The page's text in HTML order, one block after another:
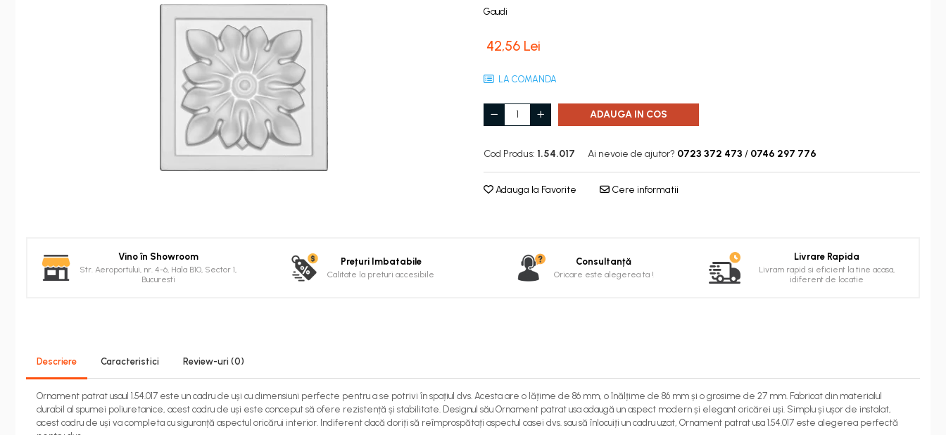
Brâuri de interior
Baze pilaștri
Capiteluri pilaștri
Trunchiuri pilaștri
Coloane de interior
Gaudi
42,56 Lei
LA COMANDA
ADAUGA IN COS
Cod Produs: 1.54.017 Ai nevoie de ajutor? 0723 372 473 / 0746 297 776
Adauga la Favorite Cere informatii
Vino în Showroom
Str. Aeroportului, nr. 4-6, Hala B10, Sector 1,
Bucuresti
Prețuri Imbatabile
Calitate la preturi accesibile
Consultanță
Oricare este alegerea ta !
Livrare Rapida
Livram rapid si eficient la tine acasa,
idiferent de locatie
Descriere Caracteristici Review-uri (0)
Ornament patrat usaul 1.54.017 este un cadru de uși cu dimensiuni perfecte pentru a se potrivi în spațiul dvs. Acesta are o lățime de 86 mm, o înălțime de 86 mm și o grosime de 27 mm. Fabricat din materialul
durabil al spumei poliuretanice, acest cadru de uși este conceput să ofere rezistență și stabilitate. Designul său Ornament patrat usa adaugă un aspect modern și elegant oricărei uși. Simplu și ușor de instalat,
acest cadru de uși va completa cu siguranță aspectul oricărui interior. Indiferent dacă doriți să reîmprospătați aspectul casei dvs. sau să înlocuiți un cadru uzat, Ornament patrat usa 1.54.017 este alegerea perfectă